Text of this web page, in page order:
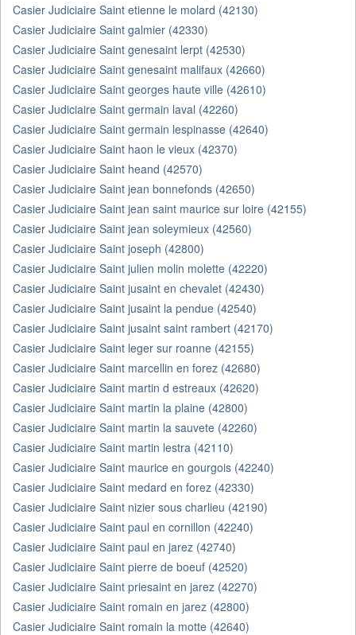
Casier Judiciaire Saint etienne le molard (42130)
Casier Judiciaire Saint galmier (42330)
Casier Judiciaire Saint genesaint lerpt (42530)
Casier Judiciaire Saint genesaint malifaux (42660)
Casier Judiciaire Saint georges haute ville (42610)
Casier Judiciaire Saint germain laval (42260)
Casier Judiciaire Saint germain lespinasse (42640)
Casier Judiciaire Saint haon le vieux (42370)
Casier Judiciaire Saint heand (42570)
Casier Judiciaire Saint jean bonnefonds (42650)
Casier Judiciaire Saint jean saint maurice sur loire (42155)
Casier Judiciaire Saint jean soleymieux (42560)
Casier Judiciaire Saint joseph (42800)
Casier Judiciaire Saint julien molin molette (42220)
Casier Judiciaire Saint jusaint en chevalet (42430)
Casier Judiciaire Saint jusaint la pendue (42540)
Casier Judiciaire Saint jusaint saint rambert (42170)
Casier Judiciaire Saint leger sur roanne (42155)
Casier Judiciaire Saint marcellin en forez (42680)
Casier Judiciaire Saint martin d estreaux (42620)
Casier Judiciaire Saint martin la plaine (42800)
Casier Judiciaire Saint martin la sauvete (42260)
Casier Judiciaire Saint martin lestra (42110)
Casier Judiciaire Saint maurice en gourgois (42240)
Casier Judiciaire Saint medard en forez (42330)
Casier Judiciaire Saint nizier sous charlieu (42190)
Casier Judiciaire Saint paul en cornillon (42240)
Casier Judiciaire Saint paul en jarez (42740)
Casier Judiciaire Saint pierre de boeuf (42520)
Casier Judiciaire Saint priesaint en jarez (42270)
Casier Judiciaire Saint romain en jarez (42800)
Casier Judiciaire Saint romain la motte (42640)